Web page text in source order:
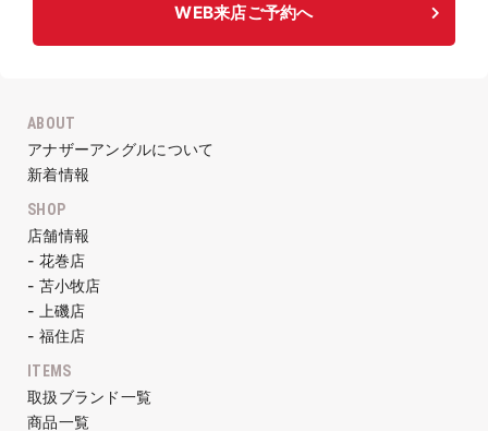
WEB来店ご予約へ
ABOUT
アナザーアングルについて
新着情報
SHOP
店舗情報
- 花巻店
- 苫小牧店
- 上磯店
- 福住店
ITEMS
取扱ブランド一覧
商品一覧